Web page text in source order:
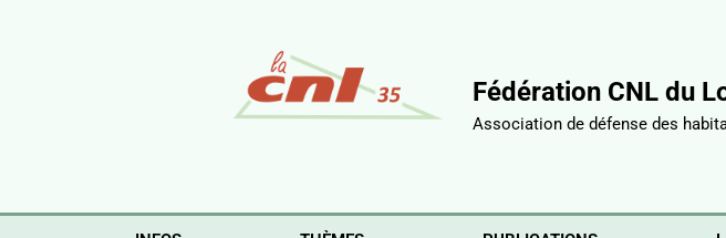
Fédération CNL du
Association de défense des